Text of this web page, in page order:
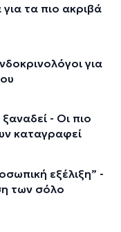
τα πιο ακριβά
για
- Οι πιο
καταγραφεί
εξέλιξη” -
των σόλο